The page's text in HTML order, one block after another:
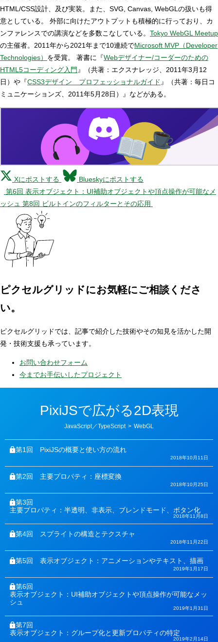
HTML/CSS設計、及び実装。また、SVG, Canvas, WebGLの扱いも得
意としている。 外部に向けたアウトプットも積極的に行っており、カ
ンファレンスでの講演などを多数こなしている。 Tokyo WebGL Meetup
の主催者。2011年から2021年まで10連続でMicrosoft MVP（Developer
Technologies） を受賞。 著書に『Webデザイナー/コーダーのための
HTML5コーディング入門 』（共著：エクスナレッジ、2011年3月12
日）や『CSS3デザイン プロフェッショナルガイド 』（共著：毎日コ
ミュニケーションズ、2011年5月28日）』などがある。
Xにポストする
Blueskyにポストする
第6回 表示オブジェクト：UI補助オブジェクトや頂点操作が可能なメ
ッシュ 第8回 ビルトインのフィルターとその応用
ピクセルグリッドにお気軽にご相談くださ
い。
ピクセルグリッドでは、記事で紹介した技術やその知見を活かした開
発・技術支援も承っています。
お問い合わせフォーム
今までお手伝いしたプロジェクト
PixiJSで広がる2D表現
カ
ゴ
リ
ー
JavaScript／TypeScript > WebGL
第1回 PixiJSの概要と使い方の流れ
2018年10月11日
第2回 主要プロパティ：座標変換
2018年10月25日
第3回
主要プロパティ：半透明、非表示、ブレンドモード、ボタン化
2018年11月8日
第4回 スプライトの構造とテクスチャ
2018年11月22日
第5回 表示オブジェクト：アニメーションやテキスト、描画
2019年1月17日
第6回
表示オブジェクト：UI補助オブジェクトや頂点操作が可能なメッ
シュ
2019年1月31日
第7回
表示オブジェクト：グループ化と更新プロパティの特定
2019年2月14日